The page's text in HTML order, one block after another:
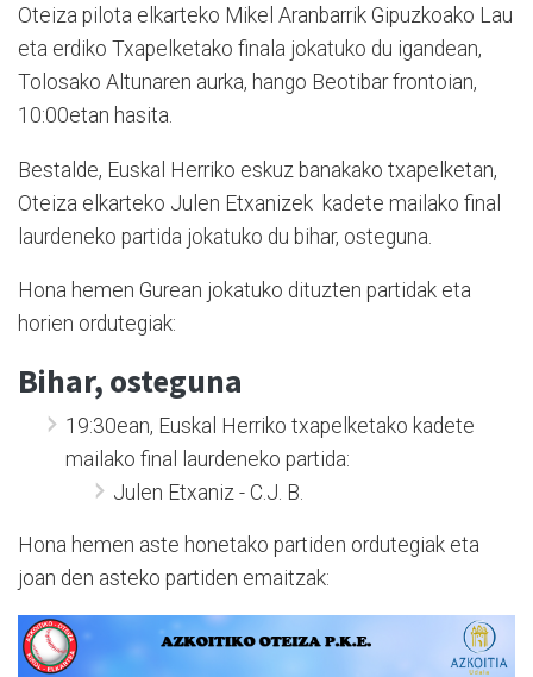
Oteiza pilota elkarteko Mikel Aranbarrik Gipuzkoako Lau
eta erdiko Txapelketako finala jokatuko du igandean,
Tolosako Altunaren aurka, hango Beotibar frontoian,
10:00etan hasita.
Bestalde, Euskal Herriko eskuz banakako txapelketan,
Oteiza elkarteko Julen Etxanizek kadete mailako final
laurdeneko partida jokatuko du bihar, osteguna.
Hona hemen Gurean jokatuko dituzten partidak eta
horien ordutegiak:
Bihar, osteguna
19:30ean, Euskal Herriko txapelketako kadete
mailako final laurdeneko partida:
Julen Etxaniz - C.J. B.
Hona hemen aste honetako partiden ordutegiak eta
joan den asteko partiden emaitzak: